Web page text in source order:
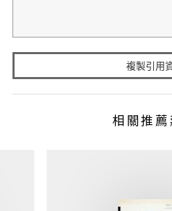
複製引用
相關推薦